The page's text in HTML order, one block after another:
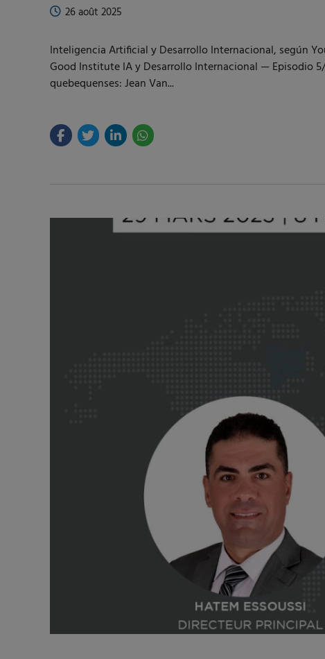
26 août 2025
Inteligencia Artificial y Desarrollo Internacional, según
Good Institute IA y Desarrollo Internacional — Episodio
quebequenses: Jean Van...